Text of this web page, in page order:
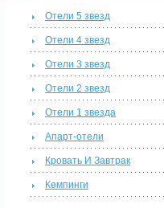
Отели 5 звезд
Отели 4 звезд
Отели 3 звезд
Отели 2 звезд
Отели 1 звезда
Апарт-отели
Кровать И Завтрак
Кемпинги